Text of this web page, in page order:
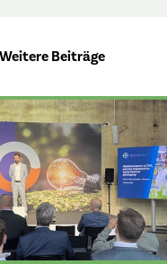
Weitere Beiträge